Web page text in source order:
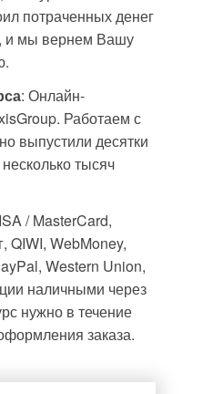
потраченных денег
мы вернем Вашу
: Онлайн-
Работаем с
выпустили десятки
тысяч
/ MasterCard,
QIWI, WebMoney,
Western Union,
наличными через
нужно в течение
заказа.